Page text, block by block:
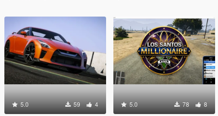
5.0 59 4 5.0 78 8